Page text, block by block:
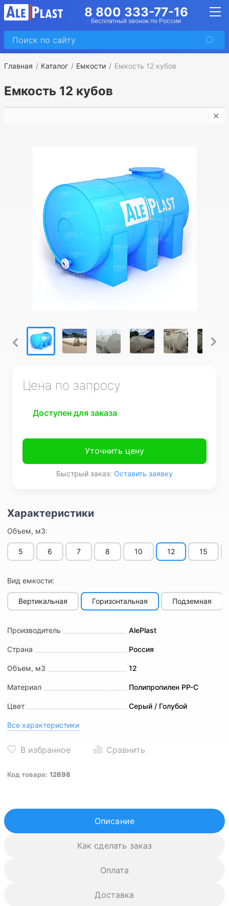
8 800 333-77-16
бесплатный звонок по России
Главная Каталог Емкости Емкость 12 кубов
Емкость 12 кубов
✕
Объем, м3:
5 6 7 8 10 12 15
Вид емкости:
Вертикальная Горизонтальная Подземная
Производитель AlePlast
Страна Россия
Объем, м3 12
Материал Полипропилен PP-C
Цвет Серый / Голубой
Все характеристики
Код товара: 12698
Цена по запросу
Доступен для заказа
Уточнить цену
Быстрый заказ: Оставить заявку
Описание
Как сделать заказ
Оплата
Доставка